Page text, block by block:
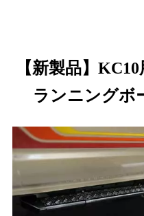
【新製品】
ランニングボ